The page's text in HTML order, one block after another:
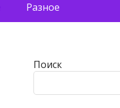
Разное
Поиск